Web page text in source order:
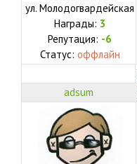
ул. Молодогвардейская
Награды: 3
Репутация: -6
Статус: оффлайн
adsum